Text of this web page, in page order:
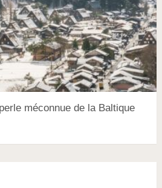
méconnue de la Baltique